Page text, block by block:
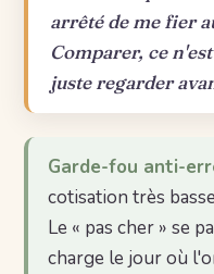
arrêté de me fier
Comparer, ce
juste regarder
Garde-fou anti-
cotisation très
Le « pas cher » se
charge le jour où